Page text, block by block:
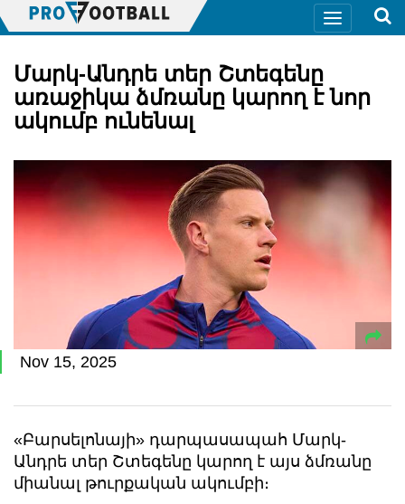
Մարկ-Անդրե տեր Շտեգենը
առաջիկա ձմռանը կարող է նոր
ակումբ ունենալ
Nov 15, 2025
«Բարսելոնայի» դարպասապահ Մարկ-
Անդրե տեր Շտեգենը կարող է այս ձմռանը
միանալ թուրքական ակումբի։